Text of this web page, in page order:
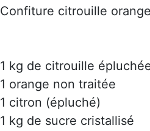
Confiture citrouille orange
1 kg de citrouille
1 orange non traitée
1 citron (épluché)
1 kg de sucre cristallisé